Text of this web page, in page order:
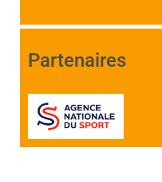
Partenaires